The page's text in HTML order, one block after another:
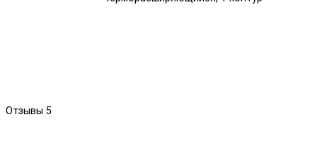
Отзывы 5